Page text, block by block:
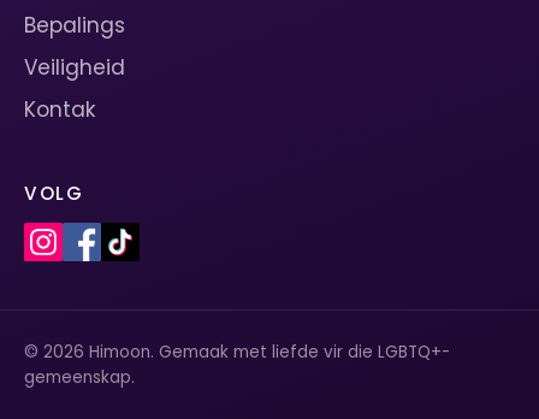
Bepalings
Veiligheid
Kontak
VOLG
© 2026 Himoon. Gemaak met liefde vir die LGBTQ+-
gemeenskap.